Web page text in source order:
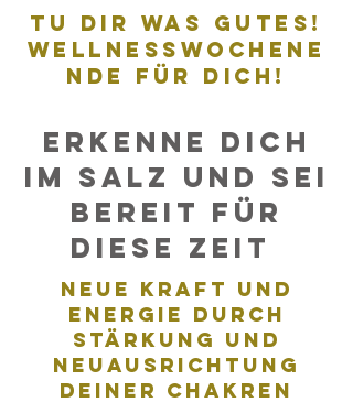
Tu Dir was Gutes!
Wellnesswochene
nde für Dich!
Erkenne Dich
im Salz und sei
bereit für
Diese Zeit
Neue Kraft und
Energie Durch
stärkung und
Neuausrichtung
Deiner Chakren